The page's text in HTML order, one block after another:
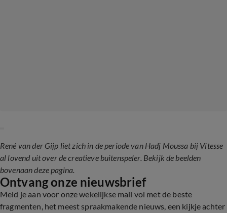
René van der Gijp liet zich in de periode van Hadj Moussa bij Vitesse
al lovend uit over de creatieve buitenspeler. Bekijk de beelden
bovenaan deze pagina.
Ontvang onze nieuwsbrief
Meld je aan voor onze wekelijkse mail vol met de beste
fragmenten, het meest spraakmakende nieuws, een kijkje achter